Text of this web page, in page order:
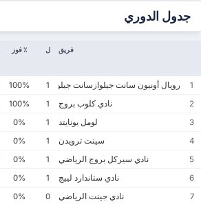
جدول الدوري
فريق ل ٪ فوز
1 رويال أونيون سانت جيلوازسانت جيلواز 1
100%
2
نادي كلوب بروج 1
100%
3
لومل يونايتد 1
0%
4
سينت ترويدن 1
0%
5
نادي سيركل بروج الرياضي 1
0%
6
نادي ستاندارد لييج 1
0%
7
نادي جينت الرياضي 0
0%